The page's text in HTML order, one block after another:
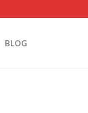
BLOG